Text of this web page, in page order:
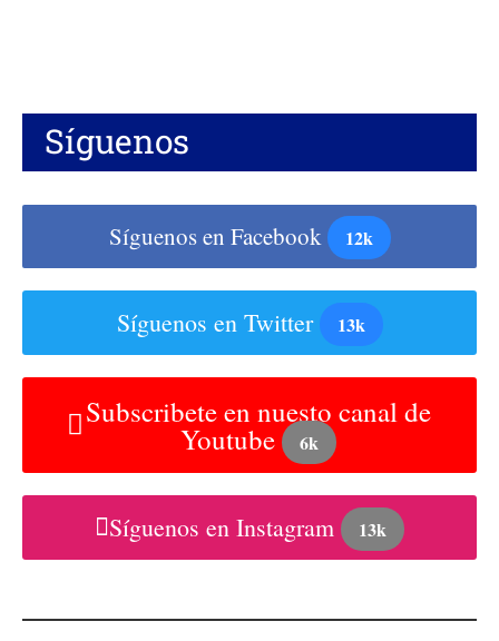
Síguenos
Síguenos en Facebook 12k
Síguenos en Twitter 13k
Subscribete en nuesto canal de
Youtube 6k
Síguenos en Instagram 13k